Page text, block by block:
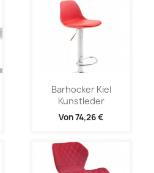
Barhocker Kiel
Kunstleder
Von74,26 €